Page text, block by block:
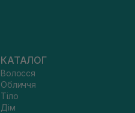
КАТАЛОГ
Волосся
Обличчя
Тіло
Дім